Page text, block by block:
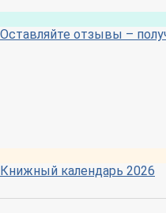
Оставляйте отзывы –
Книжный календарь 2026